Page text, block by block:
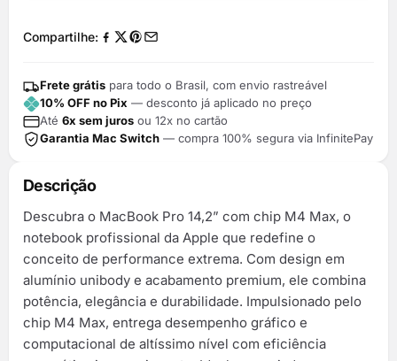
Compartilhe:
Frete grátis para todo o Brasil, com envio rastreável
10% OFF no Pix — desconto já aplicado no preço
Até 6x sem juros ou 12x no cartão
Garantia Mac Switch — compra 100% segura via InfinitePay
Descrição
Descubra o MacBook Pro 14,2” com chip M4 Max, o
notebook profissional da Apple que redefine o
conceito de performance extrema. Com design em
alumínio unibody e acabamento premium, ele combina
potência, elegância e durabilidade. Impulsionado pelo
chip M4 Max, entrega desempenho gráfico e
computacional de altíssimo nível com eficiência